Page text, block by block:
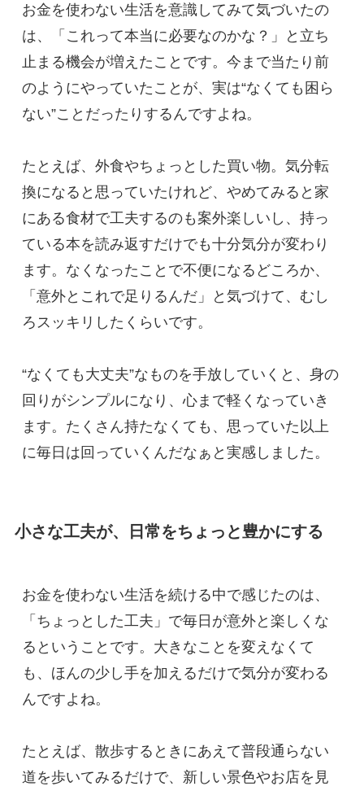
お金を使わない生活を意識してみて気づいたの
は、「これって本当に必要なのかな？」と立ち
止まる機会が増えたことです。今まで当たり前
のようにやっていたことが、実は“なくても困ら
ない”ことだったりするんですよね。
たとえば、外食やちょっとした買い物。気分転
換になると思っていたけれど、やめてみると家
にある食材で工夫するのも案外楽しいし、持っ
ている本を読み返すだけでも十分気分が変わり
ます。なくなったことで不便になるどころか、
「意外とこれで足りるんだ」と気づけて、むし
ろスッキリしたくらいです。
“なくても大丈夫”なものを手放していくと、身の
回りがシンプルになり、心まで軽くなっていき
ます。たくさん持たなくても、思っていた以上
に毎日は回っていくんだなぁと実感しました。
小さな工夫が、日常をちょっと豊かにする
お金を使わない生活を続ける中で感じたのは、
「ちょっとした工夫」で毎日が意外と楽しくな
るということです。大きなことを変えなくて
も、ほんの少し手を加えるだけで気分が変わる
んですよね。
たとえば、散歩するときにあえて普段通らない
道を歩いてみるだけで、新しい景色やお店を見